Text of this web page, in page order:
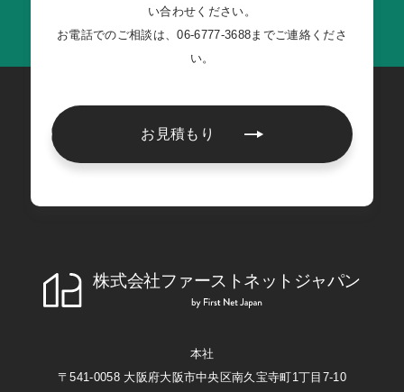
い合わせください。
お電話でのご相談は、06-6777-3688までご連絡くださ
い。
お見積もり
株式会社ファーストネットジャパン
本社
〒541-0058 大阪府大阪市中央区南久宝寺町1丁目7-10